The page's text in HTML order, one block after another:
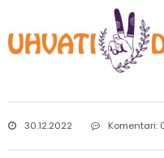
30.12.2022 Komentari: